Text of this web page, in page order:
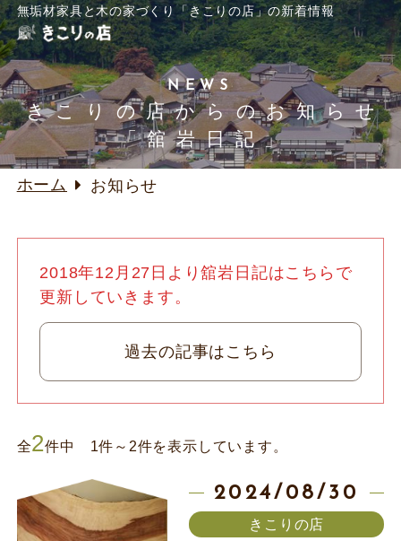
無垢材家具と木の家づくり「きこりの店」の新着情報
NEWS
きこりの店からのお知らせ
「舘岩日記」
ホーム お知らせ
2018年12月27日より舘岩日記はこちらで
更新していきます。
過去の記事はこちら
全2件中 1件～2件を表示しています。
2024/08/30
きこりの店